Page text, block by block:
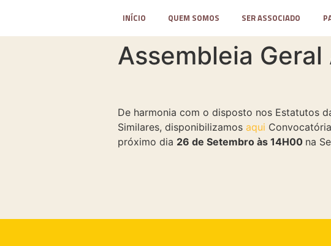
INÍCIO QUEM SOMOS SER ASSOCIADO
Assembleia
De harmonia com o disposto nos Estatutos
Similares, disponibilizamos aqui
próximo dia 26 de Setembro às 14H00 na